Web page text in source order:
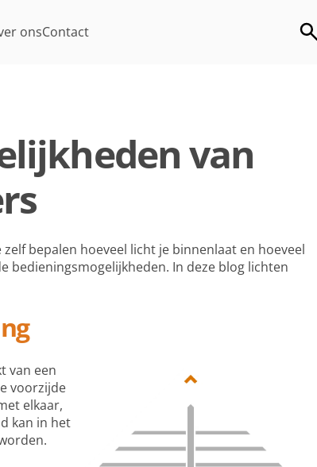
onsContact
van
bepalen hoeveel licht je binnenlaat en hoeveel
bedieningsmogelijkheden. In deze blog lichten
van een
voorzijde
elkaar,
kan in het